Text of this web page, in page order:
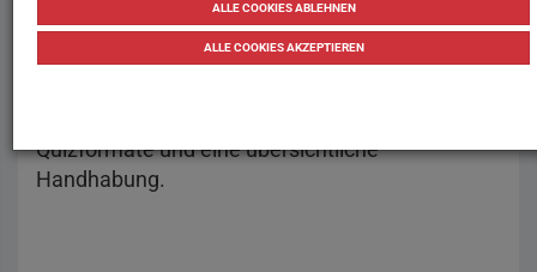
Sekundarstufe 2
Quizformate und eine übersichtliche
Handhabung.
ALLE COOKIES ABLEHNEN
ALLE COOKIES AKZEPTIEREN